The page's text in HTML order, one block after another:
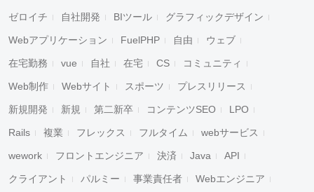
ゼロイチ 自社開発 BIツール グラフィックデザイン
Webアプリケーション FuelPHP 自由 ウェブ
在宅勤務 vue 自社 在宅 CS コミュニティ
Web制作 Webサイト スポーツ プレスリリース
新規開発 新規 第二新卒 コンテンツSEO LPO
Rails 複業 フレックス フルタイム webサービス
wework フロントエンジニア 決済 Java API
クライアント パルミー 事業責任者 Webエンジニア